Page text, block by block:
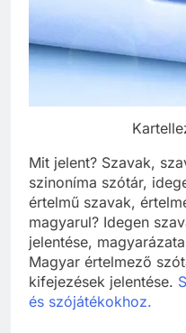
Mit jelent? Szavak,
szinoníma szótár,
értelmű szavak,
magyarul? Idegen
jelentése,
Magyar értelmező
kifejezések jelentése.
és szójátékokhoz.